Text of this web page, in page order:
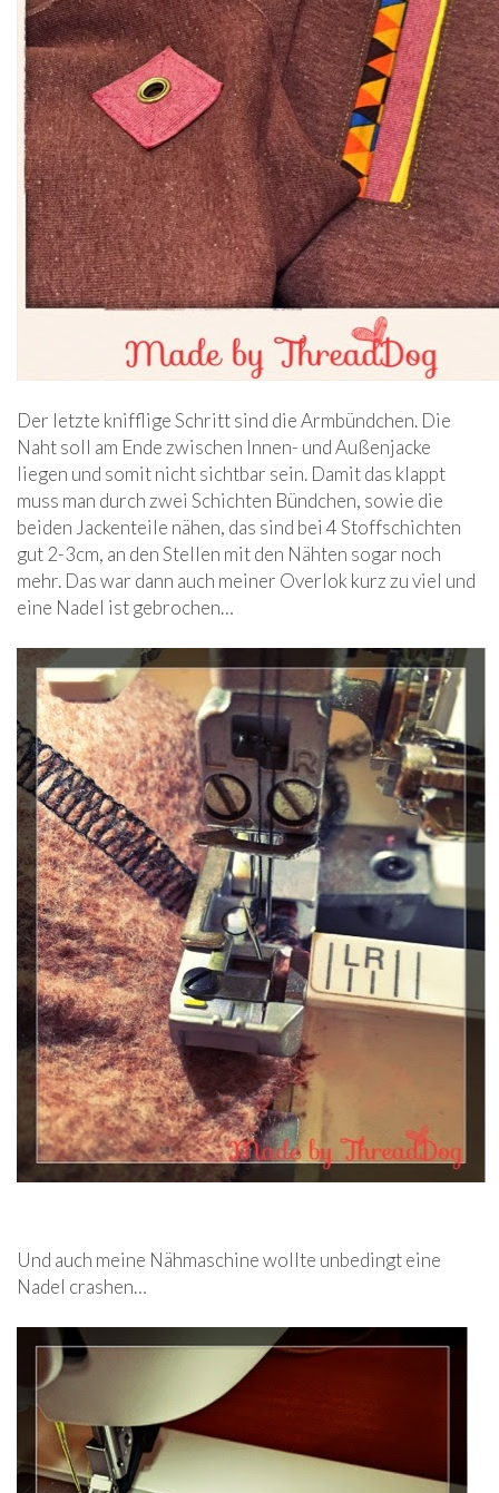
Der letzte knifflige Schritt sind die Armbündchen. Die
Naht soll am Ende zwischen Innen- und Außenjacke
liegen und somit nicht sichtbar sein. Damit das klappt
muss man durch zwei Schichten Bündchen, sowie die
beiden Jackenteile nähen, das sind bei 4 Stoffschichten
gut 2-3cm, an den Stellen mit den Nähten sogar noch
mehr. Das war dann auch meiner Overlok kurz zu viel und
eine Nadel ist gebrochen…
Und auch meine Nähmaschine wollte unbedingt eine
Nadel crashen…